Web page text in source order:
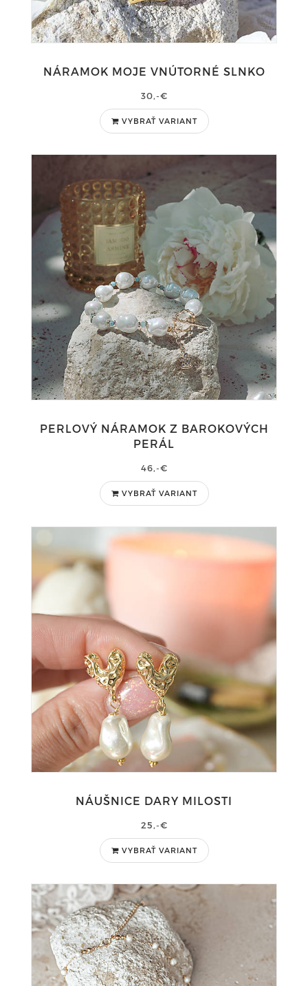
NÁRAMOK MOJE VNÚTORNÉ SLNKO
30,-€
VYBRAŤ VARIANT
PERLOVÝ NÁRAMOK Z BAROKOVÝCH
PERÁL
46,-€
VYBRAŤ VARIANT
NÁUŠNICE DARY MILOSTI
25,-€
VYBRAŤ VARIANT